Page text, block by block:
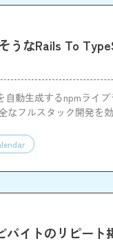
うなRails To
動生成するnpmライ
フルスタック開発を
バイトのリピート